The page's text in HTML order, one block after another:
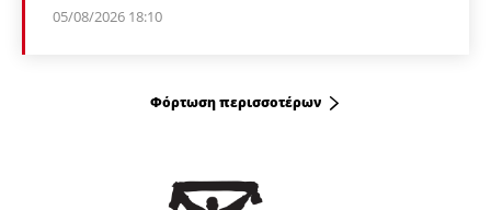
05/08/2026 18:10
Φόρτωση περισσοτέρων